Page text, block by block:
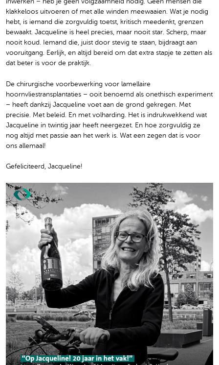
inwerken – heb je geen volgzaamheid nodig. Geen mensen die
klakkeloos uitvoeren of met alle winden meewaaien. Wat je nodig
hebt, is iemand die zorgvuldig toetst, kritisch meedenkt, grenzen
bewaakt. Jacqueline is heel precies, maar nooit star. Scherp, maar
nooit koud. Iemand die, juist door stevig te staan, bijdraagt aan
vooruitgang. Eerlijk, en altijd bereid om dat extra stapje te zetten als
dat beter is voor de praktijk.
De chirurgische voorbewerking voor lamellaire
hoornvliestransplantaties – ooit benoemd als onethisch experiment
– heeft dankzij Jacqueline voet aan de grond gekregen. Met
precisie. Met beleid. En met volharding. Het is indrukwekkend wat
Jacqueline in twintig jaar heeft neergezet. En hoe zorgvuldig ze
nog altijd met passie aan het werk is. Wat een zegen dat is voor
ons allemaal!
Gefeliciteerd, Jacqueline!